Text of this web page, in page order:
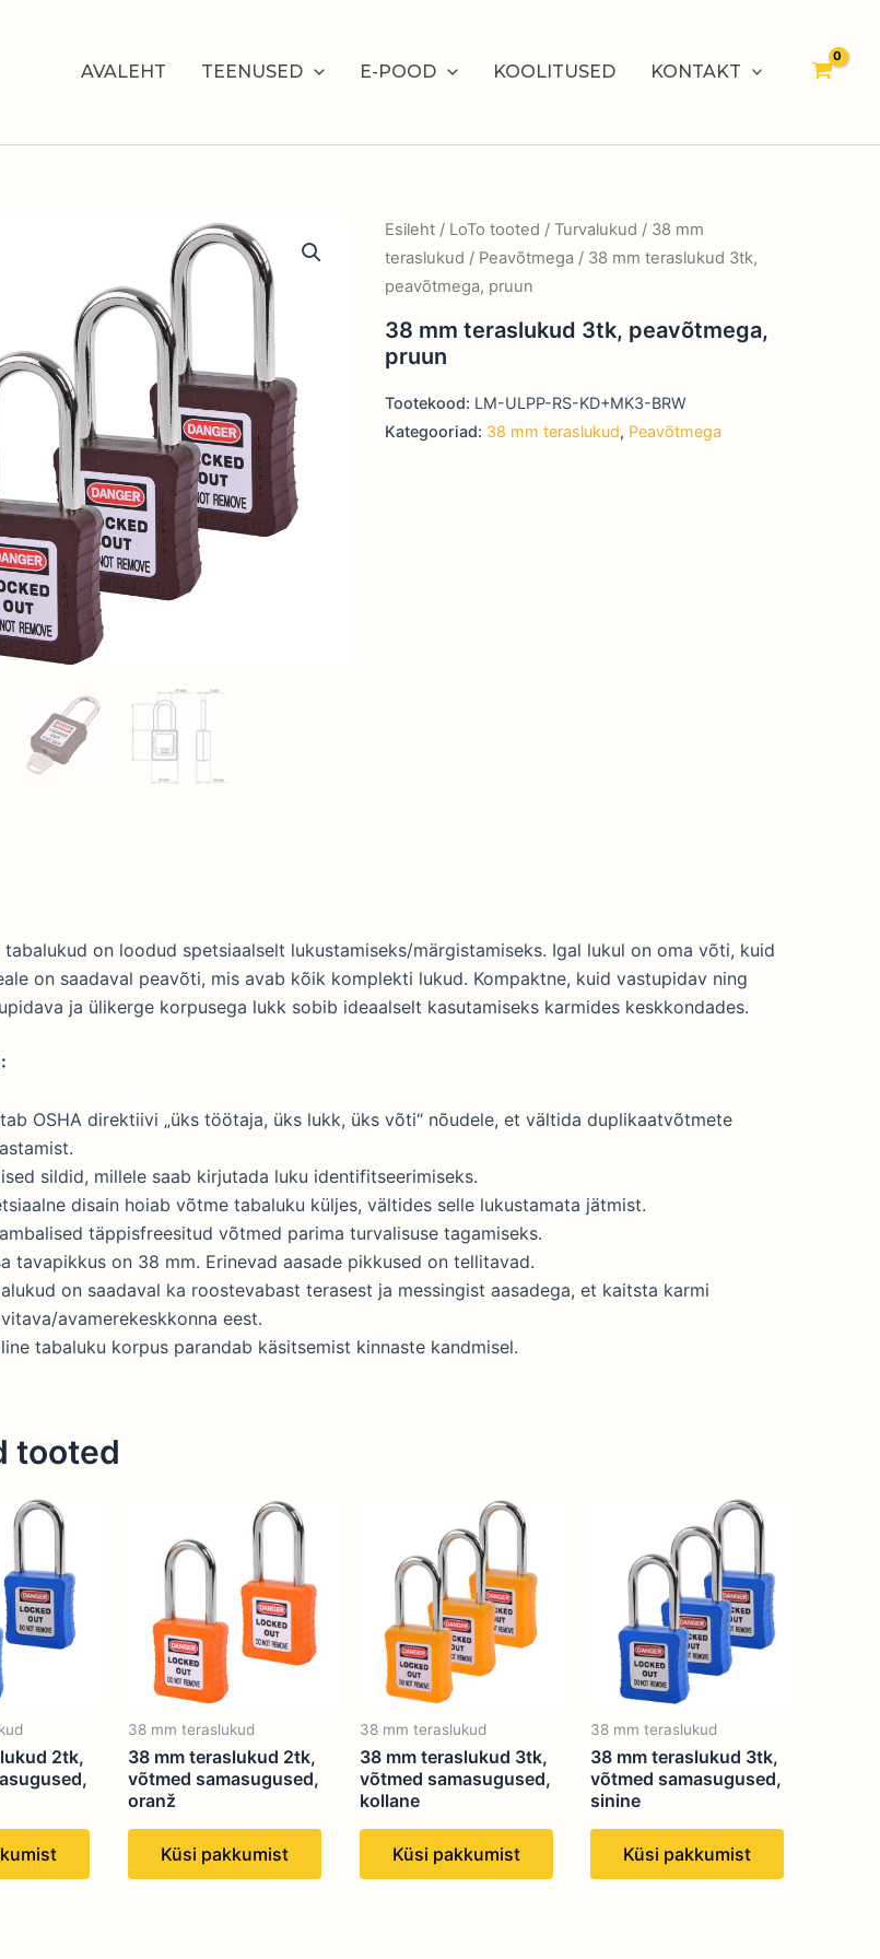
AVALEHT TEENUSED E-POOD KOOLITUSED KONTAKT
Esileht/ LoTo tooted / Turvalukud / 38 mm
teraslukud / Peavõtmega / 38 mm teraslukud 3tk,
peavõtmega, pruun
38 mm teraslukud 3tk, peavõtmega,
pruun
Tootekood: LM-ULPP-RS-KD+MK3-BRW
Kategooriad: 38 mm teraslukud, Peavõtmega
tabalukud on loodud spetsiaalselt lukustamiseks/märgistamiseks. Igal lukul on oma võti, kuid
on saadaval peavõti, mis avab kõik komplekti lukud. Kompaktne, kuid vastupidav ning
ja ülikerge korpusega lukk sobib ideaalselt kasutamiseks karmides keskkondades.
OSHA direktiivi „üks töötaja, üks lukk, üks võti“ nõudele, et vältida duplikaatvõtmete
sildid, millele saab kirjutada luku identifitseerimiseks.
disain hoiab võtme tabaluku küljes, vältides selle lukustamata jätmist.
täppisfreesitud võtmed parima turvalisuse tagamiseks.
tavapikkus on 38 mm. Erinevad aasade pikkused on tellitavad.
on saadaval ka roostevabast terasest ja messingist aasadega, et kaitsta karmi
avamerekeskkonna eest.
tabaluku korpus parandab käsitsemist kinnaste kandmisel.
tooted
2tk,
38 mm teraslukud
38 mm teraslukud 2tk,
võtmed samasugused,
oranž
Küsi pakkumist
38 mm teraslukud
38 mm teraslukud 3tk,
võtmed samasugused,
kollane
Küsi pakkumist
38 mm teraslukud
38 mm teraslukud 3tk,
võtmed samasugused,
sinine
Küsi pakkumist